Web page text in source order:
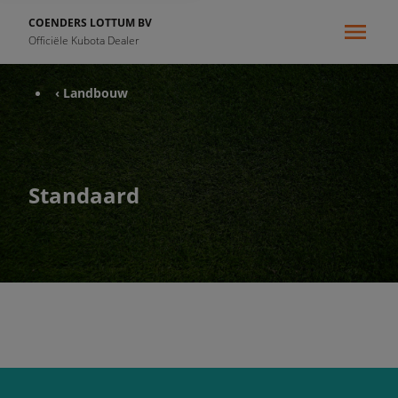
COENDERS LOTTUM BV
Officiële Kubota Dealer
‹ Landbouw
Standaard